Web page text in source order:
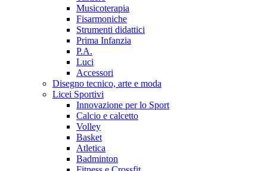
Musicoterapia
Fisarmoniche
Strumenti didattici
Prima Infanzia
P.A.
Luci
Accessori
Disegno tecnico, arte e moda
Licei Sportivi
Innovazione per lo Sport
Calcio e calcetto
Volley
Basket
Atletica
Badminton